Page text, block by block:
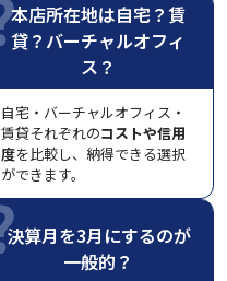
本店所在地は自宅？賃
貸？バーチャルオフィ
ス？
自宅・バーチャルオフィス・
賃貸それぞれのコストや信用
度を比較し、納得できる選択
ができます。
決算月を3月にするのが
一般的？